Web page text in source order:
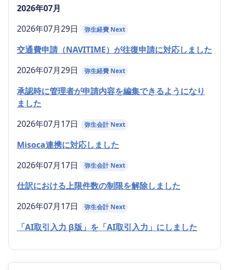
2026年07月
2026年07月29日
弥生経費 Next
交通費申請（NAVITIME）が往復申請に対応しました
2026年07月29日
弥生経費 Next
承認時に管理者が申請内容を編集できるようになり
ました
2026年07月17日
弥生会計 Next
Misoca連携に対応しました
2026年07月17日
弥生会計 Next
仕訳における上限件数の制限を解除しました
2026年07月17日
弥生会計 Next
「AI取引入力 β版」を「AI取引入力」にしました